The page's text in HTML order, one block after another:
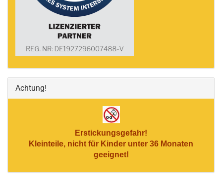
Achtung!
Erstickungsgefahr!
Kleinteile, nicht für Kinder unter 36 Monaten
geeignet!